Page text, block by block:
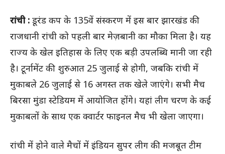
रांची : डूरंड कप के 135वें संस्करण में इस बार झारखंड की
राजधानी रांची को पहली बार मेज़बानी का मौका मिला है। यह
राज्य के खेल इतिहास के लिए एक बड़ी उपलब्धि मानी जा रही
है। टूर्नामेंट की शुरुआत 25 जुलाई से होगी, जबकि रांची में
मुकाबले 26 जुलाई से 16 अगस्त तक खेले जाएंगे। सभी मैच
बिरसा मुंडा स्टेडियम में आयोजित होंगे। यहां लीग चरण के कई
मुकाबलों के साथ एक क्वार्टर फाइनल मैच भी खेला जाएगा।
रांची में होने वाले मैचों में इंडियन सुपर लीग की मजबूत टीम